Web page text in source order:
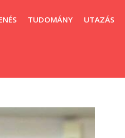
TUDOMÁNY UTAZÁS